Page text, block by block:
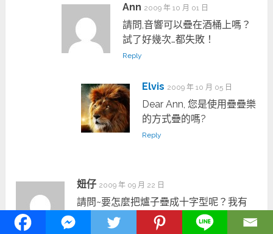
Ann 2009 年 10 月 01 日
請問,音響可以疊在酒桶上嗎？
試了好幾次…都失敗！
Reply
Elvis 2009 年 10 月 05 日
Dear Ann, 您是使用疊疊樂
的方式疊的嗎?
Reply
妞仔 2009 年 09 月 22 日
請問~要怎麼把爐子疊成十字型呢？我有
四個爐子，員工站的地方全部都要重疊在
同一個磁磚，而爐子方向呈四種不同方同